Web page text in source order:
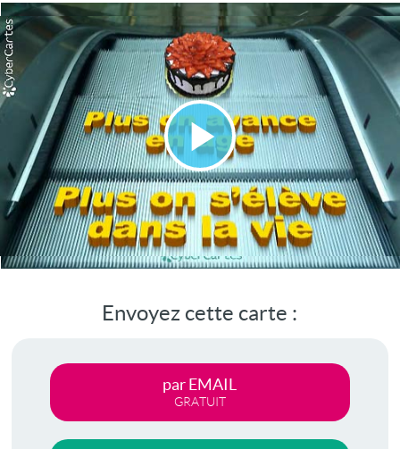
Lire
la
vidéo
Envoyez cette carte :
par EMAIL
GRATUIT